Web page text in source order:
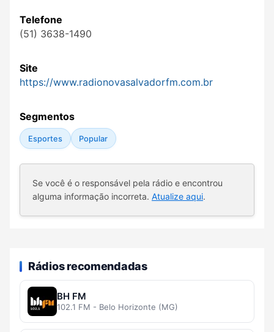
Telefone
(51) 3638-1490
Site
https://www.radionovasalvadorfm.com.br
Segmentos
Esportes Popular
Se você é o responsável pela rádio e encontrou
alguma informação incorreta. Atualize aqui.
Rádios recomendadas
BH FM
102.1 FM - Belo Horizonte (MG)